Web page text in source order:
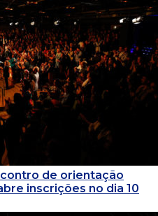
de orientação
inscrições no dia 10